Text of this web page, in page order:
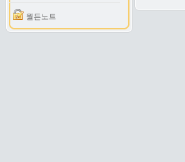
월든노트